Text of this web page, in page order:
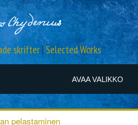
AVAA VALIKKO
skrifter|Selected Works
pelastaminen